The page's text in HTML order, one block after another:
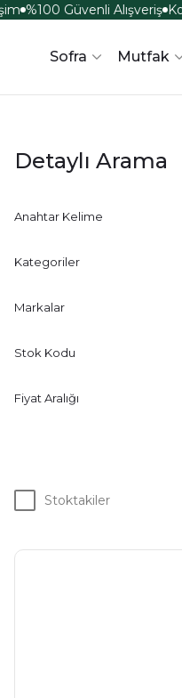
%100 Güvenli Alışveriş
Sofra Mutfak
Detaylı Arama
Anahtar Kelime
Kategoriler
Markalar
Stok Kodu
Fiyat Aralığı
Stoktakiler